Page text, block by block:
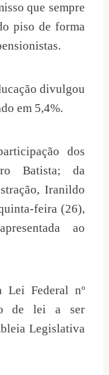
que sempre
piso de forma
divulgou
em 5,4%.
dos
Batista; da
Iranildo
feira (26),
ao
Lei Federal nº
de lei a ser
Legislativa